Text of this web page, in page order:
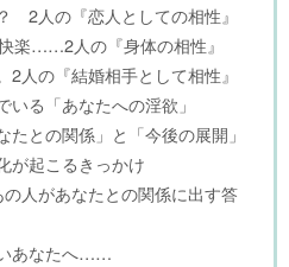
2人の『恋人としての相性』
楽……2人の『身体の相性』
2人の『結婚相手として相性』
いる「あなたへの淫欲」
たとの関係」と「今後の展開」
が起こるきっかけ
人があなたとの関係に出す答
いあなたへ……